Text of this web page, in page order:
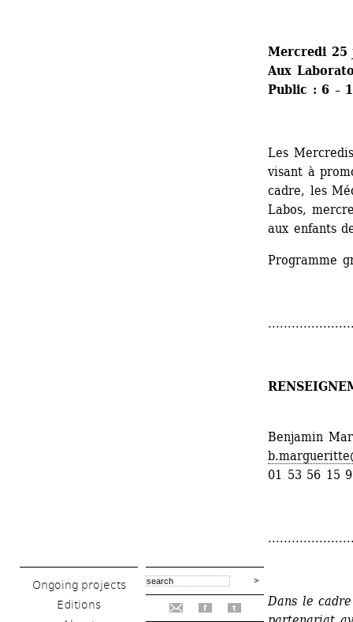
Ongoing projects
Editions
f t
Mercredi 25
Aux
Public : 6 –
Les
visant à
cadre, les
Labos,
aux enfants
Programme
Benjamin
01 53 56 15
Dans le